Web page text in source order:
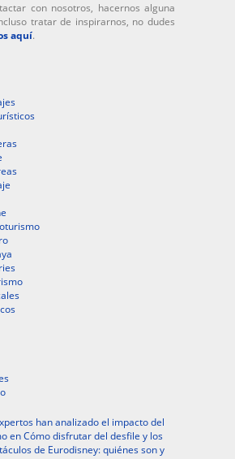
con nosotros, hacernos alguna
tratar de inspirarnos, no dudes
aquí.
han analizado el impacto del
en Cómo disfrutar del desfile y los
de Eurodisney: quiénes son y